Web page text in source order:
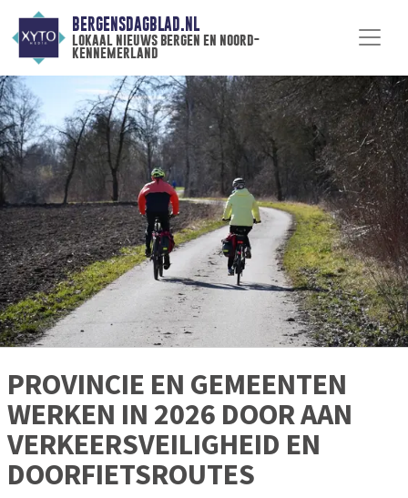
BERGENSDAGBLAD.NL
lokaal nieuws bergen en noord-
kennemerland
PROVINCIE EN GEMEENTEN
WERKEN IN 2026 DOOR AAN
VERKEERSVEILIGHEID EN
DOORFIETSROUTES